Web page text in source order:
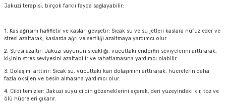
Jakuzi terapisi, birçok farklı fayda sağlayabilir:
1. Kas ağrısını hafifletir ve kasları gevşetir: Sıcak su ve su jetleri kaslara nüfuz eder ve
stresi azaltarak, kaslarda ağrı ve sertliği azaltmaya yardımcı olur.
2. Stresi azaltır: Jakuzi suyunun sıcaklığı, vücuttaki endorfin seviyelerini arttırarak,
kişinin stres seviyesini azaltabilir ve rahatlamasına yardımcı olabilir.
3. Dolaşımı arttırır: Sıcak su, vücuttaki kan dolaşımını arttırarak, hücrelerin daha
fazla oksijen ve besin almasına yardımcı olur.
4. Cildi temizler: Jakuzi suyu cildin gözeneklerini açarak, deri yüzeyindeki kir, toz ve
ölü hücreleri çıkarır.